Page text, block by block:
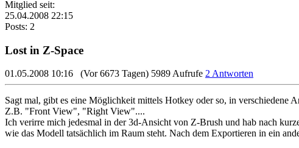
Mitglied seit:
25.04.2008 22:15
Posts: 2
Lost in Z-Space
01.05.2008 10:16 (Vor 6673 Tagen) 5989 Aufrufe 2 Antworten
Sagt mal, gibt es eine Möglichkeit mittels Hotkey oder so, in verschiedene
Z.B. "Front View", "Right View"....
Ich verirre mich jedesmal in der 3d-Ansicht von Z-Brush und hab nach
wie das Modell tatsächlich im Raum steht. Nach dem Exportieren in ein